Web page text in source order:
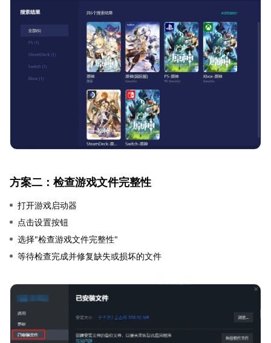
方案二：检查游戏文件完整性
打开游戏启动器
点击设置按钮
选择"检查游戏文件完整性"
等待检查完成并修复缺失或损坏的文件